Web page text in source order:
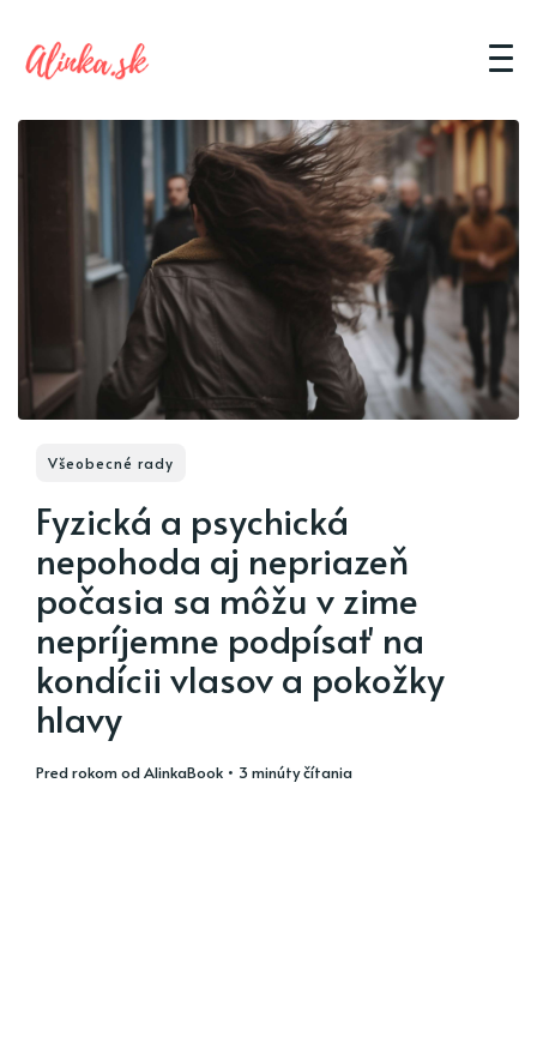
Všeobecné rady
Fyzická a psychická
nepohoda aj nepriazeň
počasia sa môžu v zime
nepríjemne podpísať na
kondícii vlasov a pokožky
hlavy
pred rokomodAlinkaBook • 3 minúty čítania